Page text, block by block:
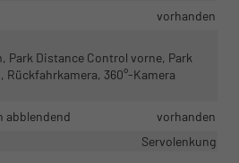
vorhanden
Park Distance Control vorne, Park
360°-Kamera
abblendend
vorhanden
Servolenkung